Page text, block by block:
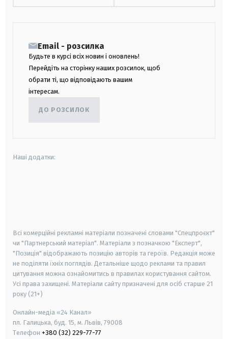
Email - розсилка
Будьте в курсі всіх новин і оновлень!
Перейдіть на сторінку наших розсилок, щоб
обрати ті, що відповідають вашим
інтересам.
ДО РОЗСИЛОК
Наші додатки:
Всі комерційні рекламні матеріали позначені словами "Спецпроєкт"
чи "Партнерський матеріал". Матеріали з позначкою "Експерт",
"Позиція" відображають позицію авторів та героїв. Редакція може
не поділяти їхніх поглядів. Детальніше щодо реклами та правил
цитування можна ознайомитись в правилах користування сайтом.
Усі права захищені. Матеріали сайту призначені для осіб старше 21
року (21+)
Онлайн-медіа «24 Канал»
пл. Галицька, буд. 15, м. Львів, 79008
Телефон +380 (32) 229-77-77